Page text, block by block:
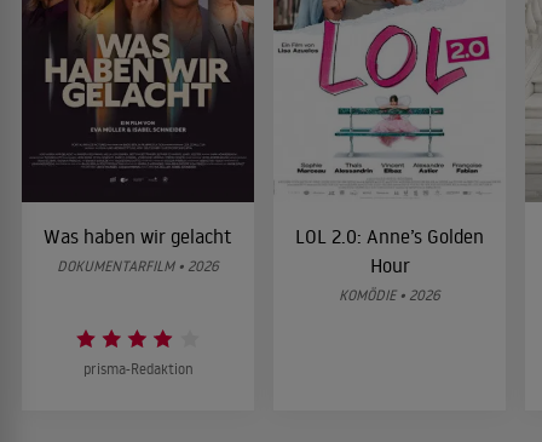
Was haben wir gelacht
DOKUMENTARFILM • 2026
prisma-Redaktion
LOL 2.0: Anne’s Golden
Hour
KOMÖDIE • 2026